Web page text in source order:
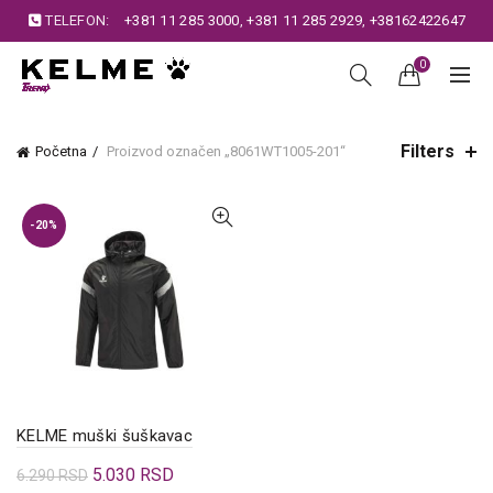
TELEFON: +381 11 285 3000,+381 11 285 2929, +38162422647
0
Početna Proizvod označen „8061WT1005-201“ Filters
-20%
KELME muški šuškavac
6.290RSD Originalna
5.030 RSDTrenutna